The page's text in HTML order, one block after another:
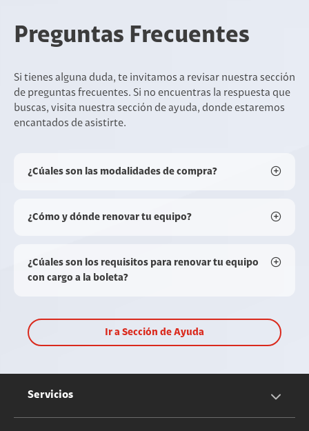
Preguntas Frecuentes
Si tienes alguna duda, te invitamos a revisar nuestra sección
de preguntas frecuentes. Si no encuentras la respuesta que
buscas, visita nuestra sección de ayuda, donde estaremos
encantados de asistirte.
¿Cúales son las modalidades de compra?
¿Cómo y dónde renovar tu equipo?
¿Cúales son los requisitos para renovar tu equipo
con cargo a la boleta?
Ir a Sección de Ayuda
Servicios